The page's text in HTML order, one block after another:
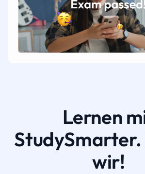
Lernen
StudySmarter.
wir!